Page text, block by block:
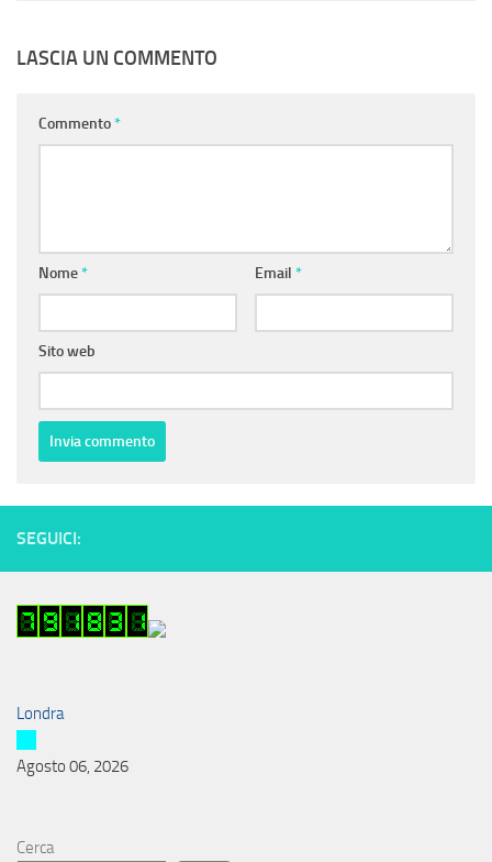
LASCIA UN COMMENTO
Commento*
Nome* Email *
Sito web
SEGUICI:
Londra
Agosto 06, 2026
Cerca